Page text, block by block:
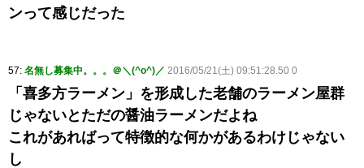
ンって感じだった
57: 名無し募集中。。。＠＼(^o^)／ 2016/05/21(土) 09:51:28.50 0
「喜多方ラーメン」を形成した老舗のラーメン屋群
じゃないとただの醤油ラーメンだよね
これがあればって特徴的な何かがあるわけじゃない
し